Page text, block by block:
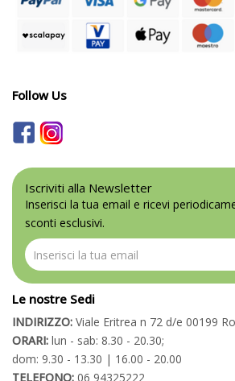
Follow Us
Iscriviti alla Newsletter
Inserisci la tua email e ricevi
sconti esclusivi.
Le nostre Sedi
INDIRIZZO: Viale Eritrea n 72 d/e 00199
ORARI: lun - sab: 8.30 - 20.30;
dom: 9.30 - 13.30 | 16.00 - 20.00
TELEFONO: 06 94325222